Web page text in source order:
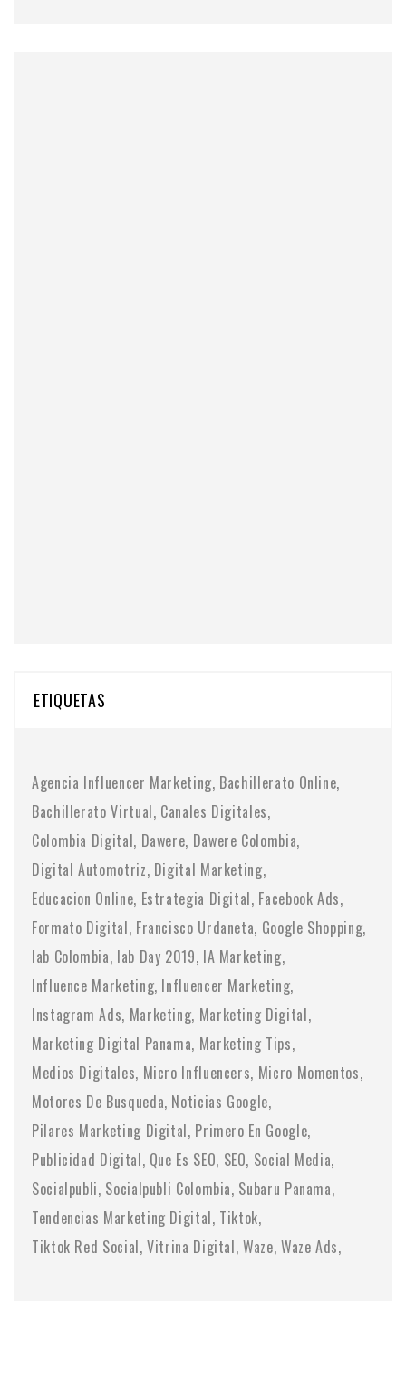
ETIQUETAS
Agencia Influencer Marketing Bachillerato Online
Bachillerato Virtual Canales Digitales
Colombia Digital Dawere Dawere Colombia
Digital Automotriz Digital Marketing
Educacion Online Estrategia Digital Facebook Ads
Formato Digital Francisco Urdaneta Google Shopping
Iab Colombia Iab Day 2019 IA Marketing
Influence Marketing Influencer Marketing
Instagram Ads Marketing Marketing Digital
Marketing Digital Panama Marketing Tips
Medios Digitales Micro Influencers Micro Momentos
Motores De Busqueda Noticias Google
Pilares Marketing Digital Primero En Google
Publicidad Digital Que Es SEO SEO Social Media
Socialpubli Socialpubli Colombia Subaru Panama
Tendencias Marketing Digital Tiktok
Tiktok Red Social Vitrina Digital Waze Waze Ads